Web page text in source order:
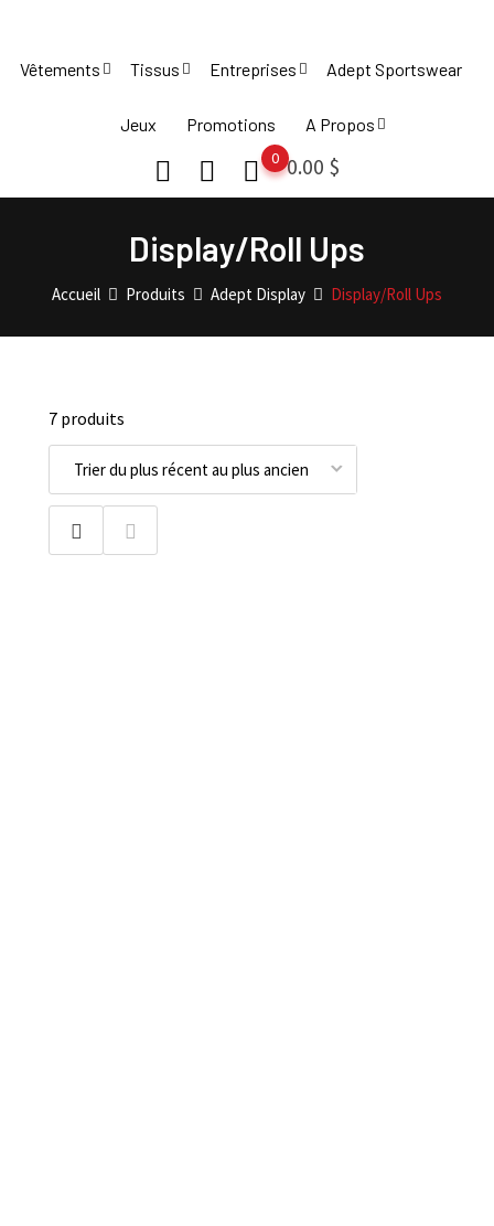
content
Vêtements Tissus Entreprises Adept Sportswear
Jeux Promotions A Propos
0.00 $
0
Display/Roll Ups
Accueil Produits Adept Display Display/Roll Ups
7 produits